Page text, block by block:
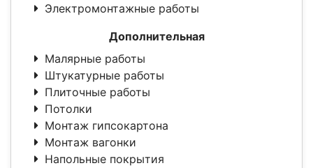
Электромонтажные работы
Дополнительная
Малярные работы
Штукатурные работы
Плиточные работы
Потолки
Монтаж гипсокартона
Монтаж вагонки
Напольные покрытия